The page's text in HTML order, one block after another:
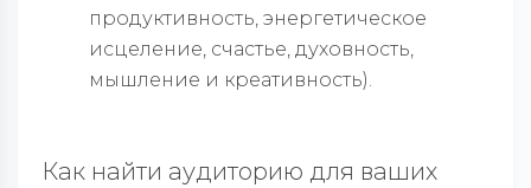
продуктивность, энергетическое
исцеление, счастье, духовность,
мышление и креативность).
Как найти аудиторию для ваших